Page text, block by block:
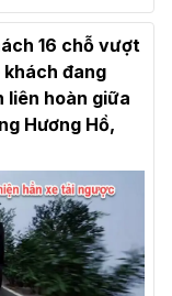
16 chỗ vượt
khách đang
liên hoàn giữa
Hương Hồ,